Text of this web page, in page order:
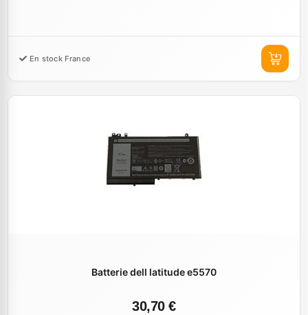
En stock France
Batterie dell latitude e5570
30,70 €